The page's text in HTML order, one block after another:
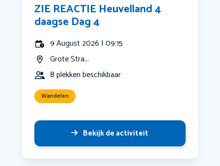
ZIE REACTIE Heuvelland 4
daagse Dag 4
9 August 2026 | 09:15
Grote Stra...
8 plekken beschikbaar
Wandelen
Bekijk de activiteit